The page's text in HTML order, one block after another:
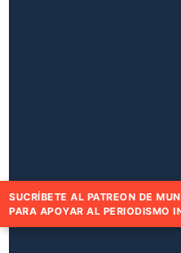
SUCRÍBETE AL PATREON DE
PARA APOYAR AL PERIODISMO